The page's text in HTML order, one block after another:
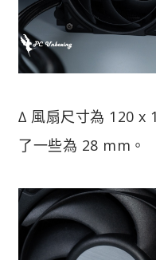
∆ 風扇尺寸為 120 x
了一些為 28 mm。